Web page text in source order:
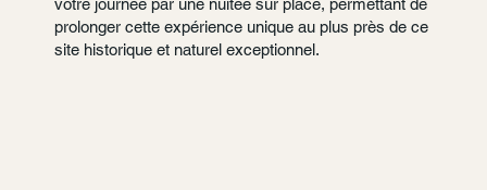
votre journée par une nuitée sur place, permettant de
prolonger cette expérience unique au plus près de ce
site historique et naturel exceptionnel.